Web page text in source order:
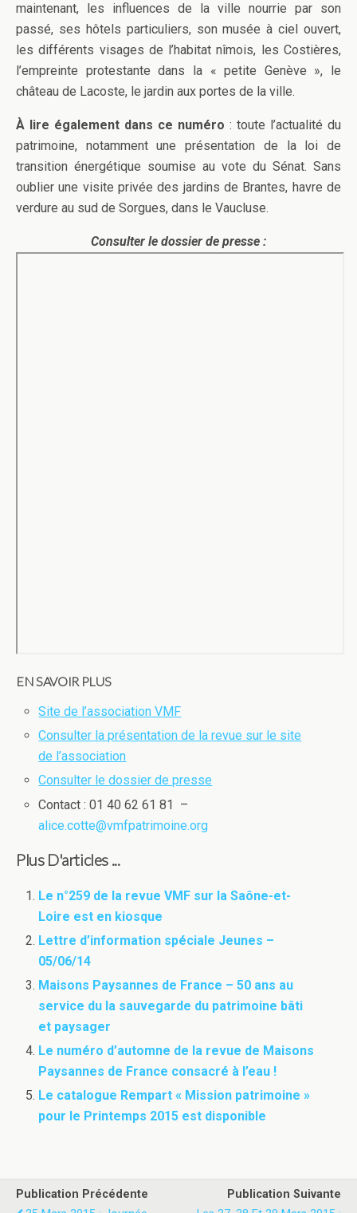
maintenant, les influences de la ville nourrie par son
passé, ses hôtels particuliers, son musée à ciel ouvert,
les différents visages de l’habitat nîmois, les Costières,
l’empreinte protestante dans la « petite Genève », le
château de Lacoste, le jardin aux portes de la ville.
À lire également dans ce numéro : toute l’actualité du
patrimoine, notamment une présentation de la loi de
transition énergétique soumise au vote du Sénat. Sans
oublier une visite privée des jardins de Brantes, havre de
verdure au sud de Sorgues, dans le Vaucluse.
Consulter le dossier de presse :
EN SAVOIR PLUS
Site de l’association VMF
Consulter la présentation de la revue sur le site
de l’association
Consulter le dossier de presse
Contact : 01 40 62 61 81 –
alice.cotte@vmfpatrimoine.org
Plus D'articles ...
Le n°259 de la revue VMF sur la Saône-et-
Loire est en kiosque
Lettre d’information spéciale Jeunes –
05/06/14
Maisons Paysannes de France – 50 ans au
service du la sauvegarde du patrimoine bâti
et paysager
Le numéro d’automne de la revue de Maisons
Paysannes de France consacré à l’eau !
Le catalogue Rempart « Mission patrimoine »
pour le Printemps 2015 est disponible
Publication Précédente
Publication Suivante